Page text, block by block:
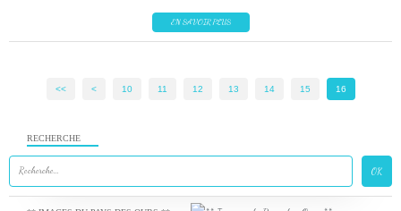
EN SAVOIR PLUS
<< < 10 11 12 13 14 15 16
RECHERCHE